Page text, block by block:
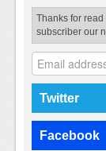
Thanks for
subscriber our
Twitter
Facebook